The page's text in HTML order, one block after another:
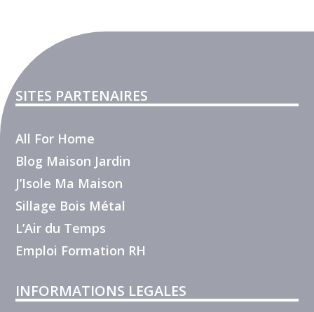
SITES PARTENAIRES
All For Home
Blog Maison Jardin
J’Isole Ma Maison
Sillage Bois Métal
L’Air du Temps
Emploi Formation RH
INFORMATIONS LEGALES